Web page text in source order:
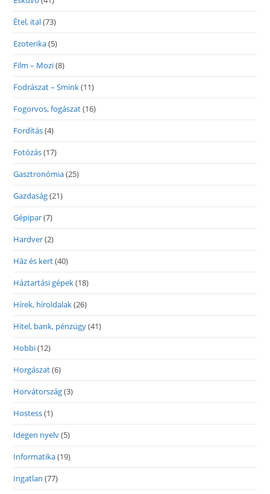
Étel, ital(73)
Ezoterika(5)
Film – Mozi(8)
Fodrászat – Smink(11)
Fogorvos, fogászat(16)
Fordítás(4)
Fotózás(17)
Gasztronómia(25)
Gazdaság(21)
Gépipar(7)
Hardver(2)
Ház és kert(40)
Háztartási gépek(18)
Hírek, híroldalak(26)
Hitel, bank, pénzügy(41)
Hobbi(12)
Horgászat(6)
Horvátország(3)
Hostess(1)
Idegen nyelv(5)
Informatika(19)
Ingatlan (77)